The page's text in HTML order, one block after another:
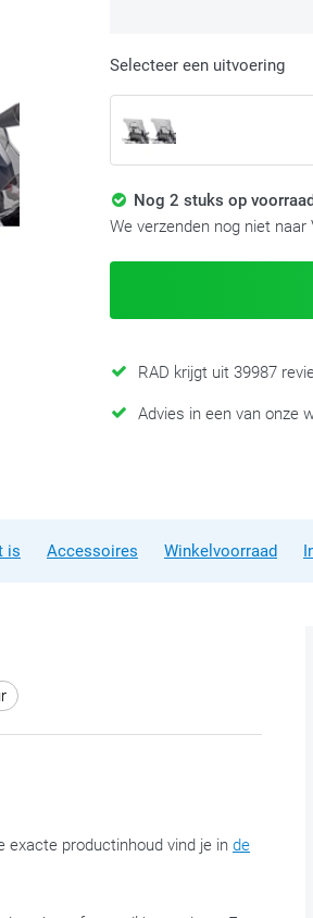
Selecteer een uitvoering
Nog 2 stuks op
We verzenden nog niet naar
RAD krijgt uit 39987
Advies in een van onze
is Accessoires Winkelvoorraad
exacte productinhoud vind je in de